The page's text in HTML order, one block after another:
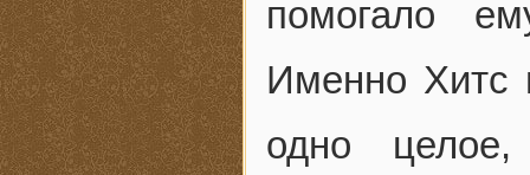
помогало
Именно Хитс
одно